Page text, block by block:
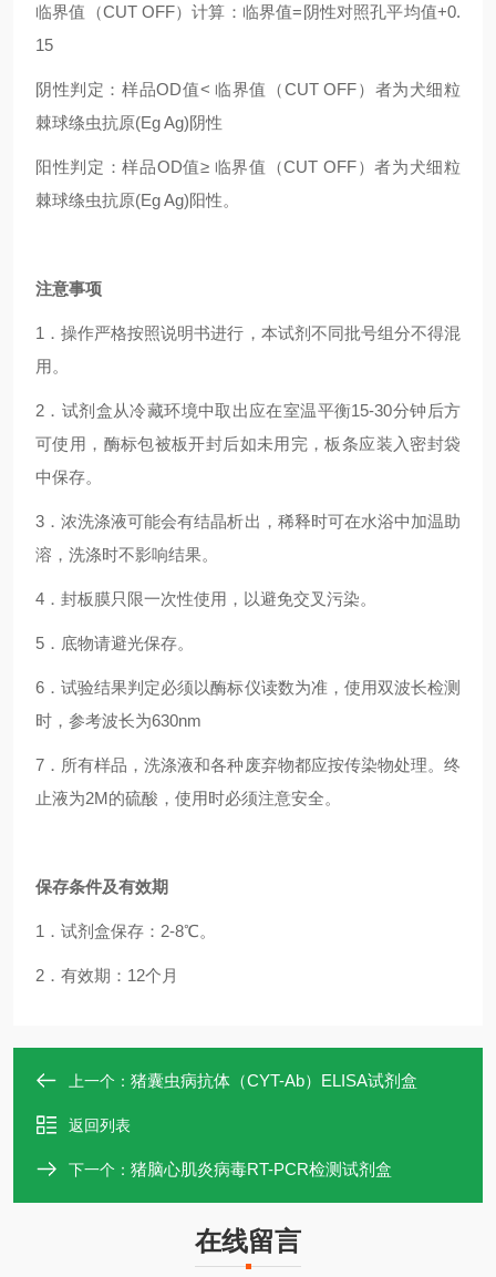
临界值（CUT OFF）计算：临界值=阴性对照孔平均值+0.
15
阴性判定：样品OD值< 临界值（CUT OFF）者为犬细粒
棘球绦虫抗原(Eg Ag)阴性
阳性判定：样品OD值≥ 临界值（CUT OFF）者为犬细粒
棘球绦虫抗原(Eg Ag)阳性。
注意事项
1．操作严格按照说明书进行，本试剂不同批号组分不得混
用。
2．试剂盒从冷藏环境中取出应在室温平衡15-30分钟后方
可使用，酶标包被板开封后如未用完，板条应装入密封袋
中保存。
3．浓洗涤液可能会有结晶析出，稀释时可在水浴中加温助
溶，洗涤时不影响结果。
4．封板膜只限一次性使用，以避免交叉污染。
5．底物请避光保存。
6．试验结果判定必须以酶标仪读数为准，使用双波长检测
时，参考波长为630nm
7．所有样品，洗涤液和各种废弃物都应按传染物处理。终
止液为2M的硫酸，使用时必须注意安全。
保存条件及有效期
1．试剂盒保存：2-8℃。
2．有效期：12个月
上一个： 猪囊虫病抗体（CYT-Ab）ELISA试剂盒
返回列表
下一个： 猪脑心肌炎病毒RT-PCR检测试剂盒
在线留言